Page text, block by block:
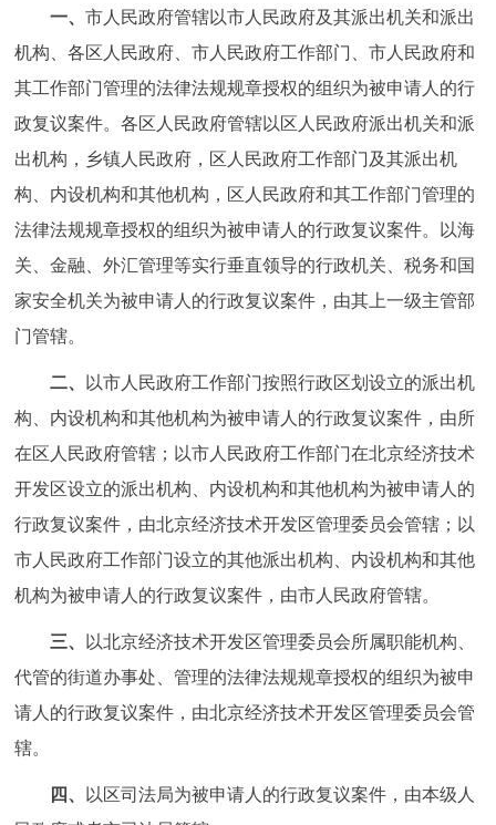
12345网上接诉即办 我要咨询 我要建议
参与调查 在线访谈 图说互动
走进北京
北京概况 十六区概览 人文北京
绿色北京 图说北京 视频北京
多语种
ENGLISH 한국어 日本語
ESPAÑOL العربية PORTUGUÊS
ITALIANO
回到顶部
一、市人民政府管辖以市人民政府及其派出机关和派出
机构、各区人民政府、市人民政府工作部门、市人民政府和
其工作部门管理的法律法规规章授权的组织为被申请人的行
政复议案件。各区人民政府管辖以区人民政府派出机关和派
出机构，乡镇人民政府，区人民政府工作部门及其派出机
构、内设机构和其他机构，区人民政府和其工作部门管理的
法律法规规章授权的组织为被申请人的行政复议案件。以海
关、金融、外汇管理等实行垂直领导的行政机关、税务和国
家安全机关为被申请人的行政复议案件，由其上一级主管部
门管辖。
二、
以市人民政府工作部门按照行政区划设立的派出机
构、内设机构和其他机构为被申请人的行政复议案件，由所
在区人民政府管辖；以市人民政府工作部门在北京经济技术
开发区设立的派出机构、内设机构和其他机构为被申请人的
行政复议案件，由北京经济技术开发区管理委员会管辖；以
市人民政府工作部门设立的其他派出机构、内设机构和其他
机构为被申请人的行政复议案件，由市人民政府管辖。
三、
以北京经济技术开发区管理委员会所属职能机构、
代管的街道办事处、管理的法律法规规章授权的组织为被申
请人的行政复议案件，由北京经济技术开发区管理委员会管
辖。
四、
以区司法局为被申请人的行政复议案件，由本级人